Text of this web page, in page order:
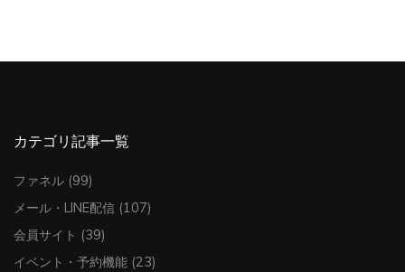
カテゴリ記事一覧
ファネル (99)
メール・LINE配信 (107)
会員サイト (39)
イベント・予約機能 (23)